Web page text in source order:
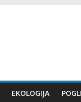
EKOLOGIJA